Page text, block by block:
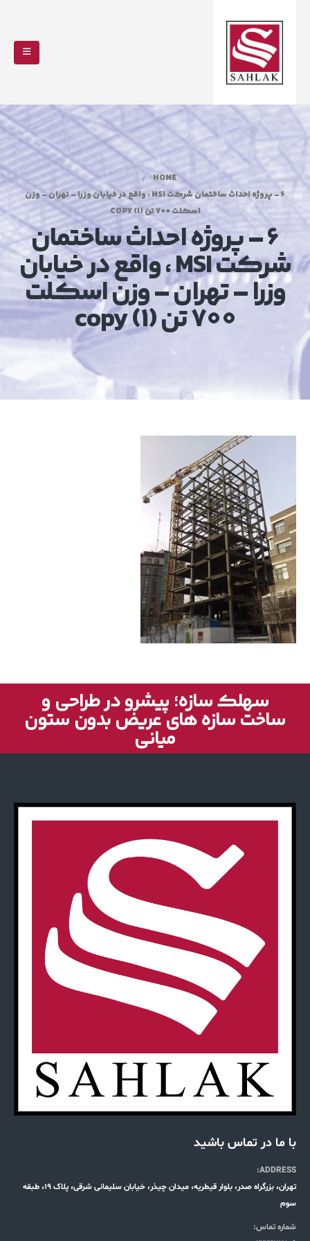
HOME
6 – پروژه احداث ساختمان شرکت MSI ، واقع در خیابان وزرا – تهران – وزن
اسکلت 700 تن (1) COPY
6 – پروژه احداث ساختمان
شرکت MSI ، واقع در خیابان
وزرا – تهران – وزن اسکلت
700 تن (1) copy
سهلک سازه؛ پیشرو در طراحی و
ساخت سازه های عریض بدون ستون
میانی
با ما در تماس باشید
ADDRESS:
تهران، بزرگراه صدر، بلوار قیطریه، میدان چیذر، خیابان سلیمانی شرقی، پلاک 19، طبقه
سوم
شماره تماس: